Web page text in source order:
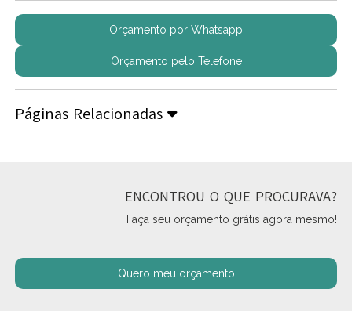
Orçamento por Whatsapp
Orçamento pelo Telefone
Páginas Relacionadas
ENCONTROU O QUE PROCURAVA?
Faça seu orçamento grátis agora mesmo!
Quero meu orçamento